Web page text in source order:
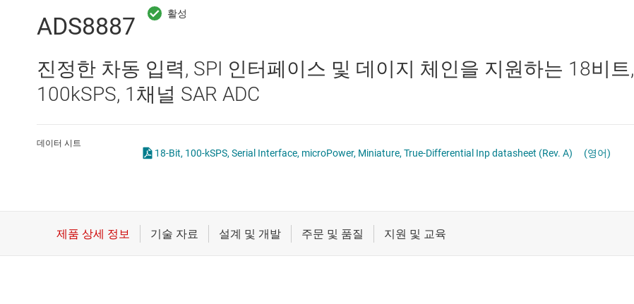
RF 및 마이크로파
데이터 컨버터
로직 및 전압 변환
배터리 관리 IC
인터페이스
패시브 및 개별
디지털-아날로그 컨버터(DAC)
아날로그-디지털 컨버터(ADC)
ADS8887
진정한 차동 입력, SPI 인터페이스 및 데이지 체인을 지원하는 18비트,
100kSPS, 1채널 SAR ADC
데이터 시트
18-Bit, 100-kSPS, Serial Interface, microPower, Miniature, True-Differential Inp datasheet (Rev. A) (영어)